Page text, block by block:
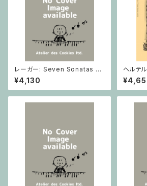
レーガー: Seven Sonatas o
p. 91 Heft 2 / ヴァイオリン
¥4,130
ヘルテ
番 変ホ
ノ